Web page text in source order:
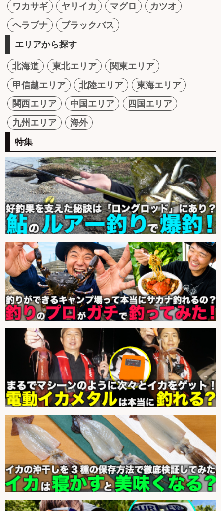
ワカサギ
ヤリイカ マグロ
カツオ
ヘラブナ
ブラックバス
エリアから探す
北海道 東北エリア
関東エリア
甲信越エリア
北陸エリア
東海エリア
関西エリア
中国エリア
四国エリア
九州エリア
海外
特集